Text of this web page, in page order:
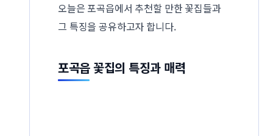
오늘은 포곡읍에서 추천할 만한 꽃집들과
그 특징을 공유하고자 합니다.
포곡읍 꽃집의 특징과 매력